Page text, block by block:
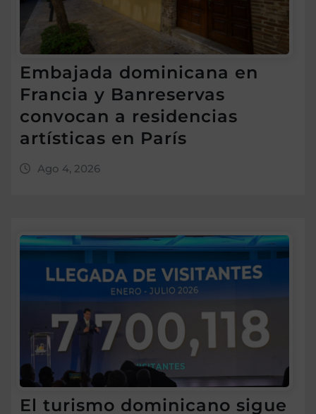
Embajada dominicana en
Francia y Banreservas
convocan a residencias
artísticas en París
Ago 4, 2026
El turismo dominicano sigue